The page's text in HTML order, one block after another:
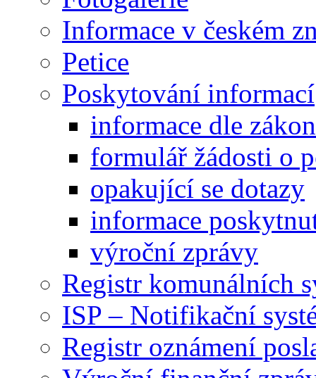
Informace v českém
Petice
Poskytování informací
informace dle
formulář žádosti o
opakující se dotazy
informace
výroční zprávy
Registr komunálních
ISP – Notifikační
Registr oznámení